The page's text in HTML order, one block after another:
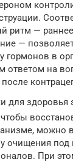
ритм —
—
гормонов в
ответом на
для здоровья
можно
очищения
При